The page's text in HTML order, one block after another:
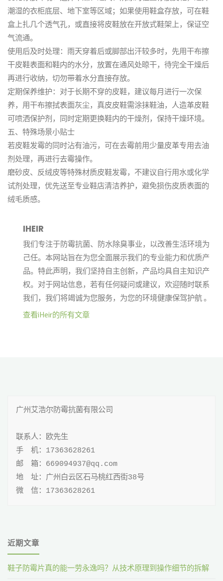
潮湿的衣柜底层、地下室等区域；如果使用鞋盒存放，可在鞋
盒上扎几个透气孔，或直接将皮鞋放在开放式鞋架上，保证空
气流通。
使用后及时处理：雨天穿着后或脚部出汗较多时，先用干布擦
干皮鞋表面和鞋内的水分，放置在通风处晾干，待完全干燥后
再进行收纳，切勿带着水分直接存放。
定期保养维护：对于长期不穿的皮鞋，建议每月进行一次保
养，用干布擦拭表面灰尘，真皮皮鞋需涂抹鞋油，人造革皮鞋
可喷洒保护剂，同时定期更换鞋内的干燥剂，保持干燥环境。
五、特殊场景小贴士
若皮鞋发霉的同时沾有油污，可在去霉前用少量皮革专用去油
剂处理，再进行去霉操作。
磨砂皮、反绒皮等特殊材质皮鞋发霉，不建议自行用水或化学
试剂处理，优先送至专业鞋店清洁养护，避免损伤皮质表面的
绒毛质感。
IHEIR
我们专注于防霉抗菌、防水除臭事业，以改善生活环境为
己任。本网站旨在为您全面展示我们的专业能力和优质产
品。特此声明，我们坚持自主创新，产品均具自主知识产
权。对于网站信息，若有任何疑问或建议，欢迎随时联系
我们，我们将竭诚为您服务，为您的环境健康保驾护航 。
查看iHeir的所有文章
广州艾浩尔防霉抗菌有限公司
联系人：欧先生
手 机：17363628261
邮 箱：669094937@qq.com
地 址：广州白云区石马桃红西街38号
微 信：17363628261
近期文章
鞋子防霉片真的能一劳永逸吗？从技术原理到操作细节的拆解